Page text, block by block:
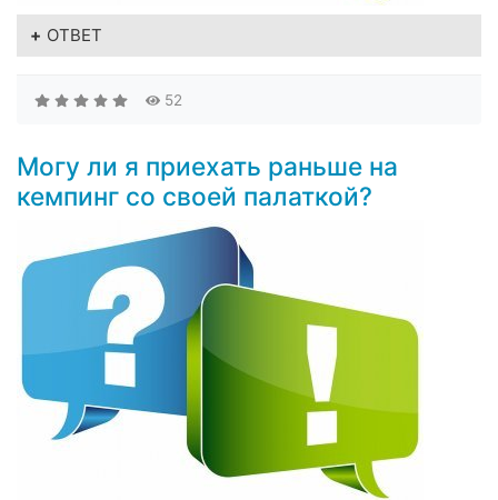
ОТВЕТ
52
Могу ли я приехать раньше на
кемпинг со своей палаткой?